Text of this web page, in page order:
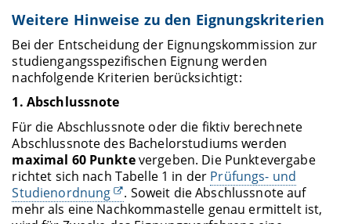
Weitere Hinweise zu den Eignungskriterien
Bei der Entscheidung der Eignungskommission zur
studiengangsspezifischen Eignung werden
nachfolgende Kriterien berücksichtigt:
1. Abschlussnote
Für die Abschlussnote oder die fiktiv berechnete
Abschlussnote des Bachelorstudiums werden
maximal 60 Punktevergeben. Die Punktevergabe
richtet sich nach Tabelle 1 in der Prüfungs- und
Studienordnung
. Soweit die Abschlussnote auf
mehr als eine Nachkommastelle genau ermittelt ist,